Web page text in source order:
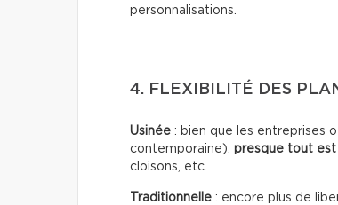
personnalisations.
4. FLEXIBILITÉ DES
Usinée : bien que les entreprises
contemporaine), presque tout
cloisons, etc.
Traditionnelle : encore plus de